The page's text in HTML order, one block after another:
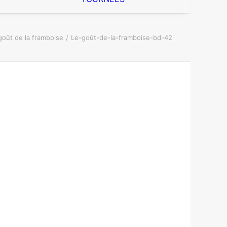
de la framboise Le-goût-de-la-framboise-bd-42